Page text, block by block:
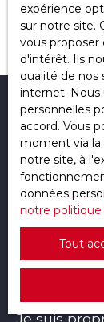
Budget max
Surface min
Je
Vente
Vente
Vente fonds
Vente maison
Vente fonds
Je suis
expérience
sur notre site.
vous
d'intérêt. Ils
qualité de nos
internet. Nous
personnelles
accord. Vous
moment via la
notre site, à
données
notre
Tout